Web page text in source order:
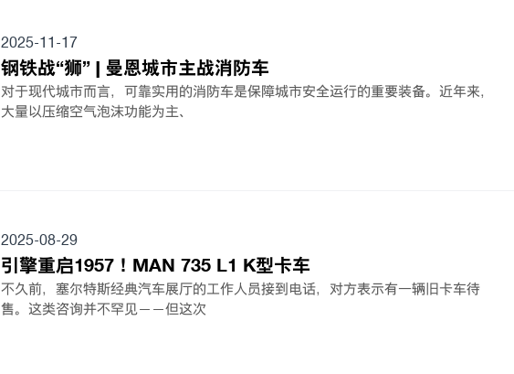
2025-11-17
钢铁战“狮” | 曼恩城市主战消防车
对于现代城市而言，可靠实用的消防车是保障城市安全运行的重要装备。近年来，
大量以压缩空气泡沫功能为主、
2025-08-29
引擎重启1957！MAN 735 L1 K型卡车
不久前，塞尔特斯经典汽车展厅的工作人员接到电话，对方表示有一辆旧卡车待
售。这类咨询并不罕见——但这次